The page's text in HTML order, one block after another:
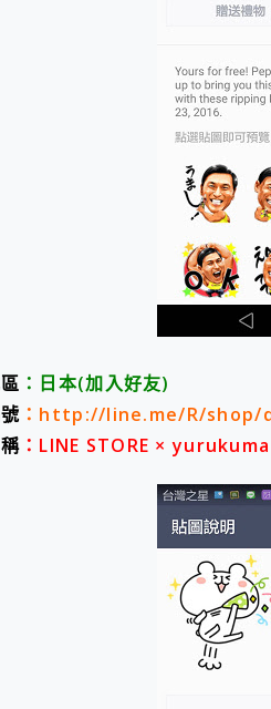
自帶線的 有線無線都能
您的專屬AI 助手 Yoga
realme 14 Pro 超硬軍規
iPhone、Apple Watch、
好玩好拍 vivo V50 ~ 口
25種洗烘模式一機搞定!
B&O 精品級音響!
2億 APO蔡司長焦神機降
EaseUS Vocal Remover
3 個超值 MHN 飛人工具
小體積 40000mAh 超大容
磁碟系統大風吹 有了 磁
全新 SONY Xperia 1 VI
vivo TWS 3e 真無線藍
MSI Claw 掌機專屬配件
人像旗艦 vivo V30 系列
多個願望一次滿足 超強
一吸完美對位 擁有超強
OPPO 哈蘇 300mm 專
Motorola edge 70 pro 及
近八千元的 Soundcore
：日本(加入好友)
：http://line.me/R/shop/
：LINE STORE × yurukuma